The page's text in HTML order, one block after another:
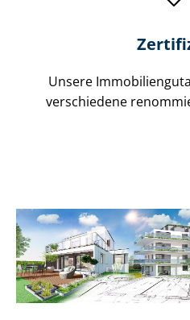
Unsere
verschiedene